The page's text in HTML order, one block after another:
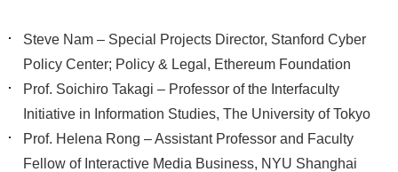
Steve Nam – Special Projects Director, Stanford Cyber
Policy Center; Policy & Legal, Ethereum Foundation
Prof. Soichiro Takagi – Professor of the Interfaculty
Initiative in Information Studies, The University of Tokyo
Prof. Helena Rong – Assistant Professor and Faculty
Fellow of Interactive Media Business, NYU Shanghai